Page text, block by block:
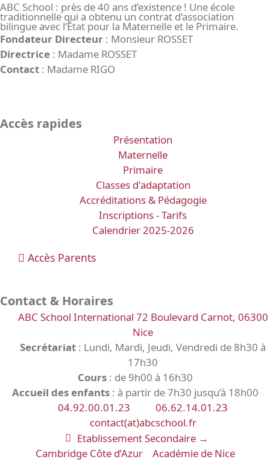
ABC School : près de 40 ans d’existence ! Une école
traditionnelle qui a obtenu un contrat d’association
bilingue avec l’État pour la Maternelle et le Primaire.
Fondateur Directeur : Monsieur ROSSET
Directrice : Madame ROSSET
Contact : Madame RIGO
Accès rapides
Présentation
Maternelle
Primaire
Classes d'adaptation
Accréditations & Pédagogie
Inscriptions - Tarifs
Calendrier 2025-2026
Accès Parents
Contact & Horaires
ABC School International 72 Boulevard Carnot, 06300
Nice
Secrétariat : Lundi, Mardi, Jeudi, Vendredi de 8h30 à
17h30
Cours: de 9h00 à 16h30
Accueil des enfants: à partir de 7h30 jusqu’à 18h00
04.92.00.01.23
06.62.14.01.23
contact(at)abcschool.fr
Etablissement Secondaire →
Cambridge Côte d’Azur
Académie de Nice